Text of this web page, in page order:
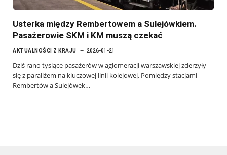
Usterka między Rembertowem a Sulejówkiem.
Pasażerowie SKM i KM muszą czekać
AKTUALNOŚCI Z KRAJU 2026-01-21
Dziś rano tysiące pasażerów w aglomeracji warszawskiej zderzyły
się z paraliżem na kluczowej linii kolejowej. Pomiędzy stacjami
Rembertów a Sulejówek…